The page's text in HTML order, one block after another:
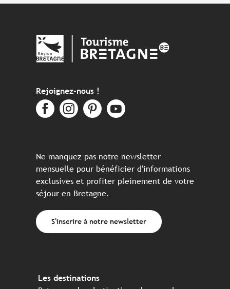
Rejoignez-nous !
Ne manquez pas notre newsletter
mensuelle pour bénéficier d'informations
exclusives et profiter pleinement de votre
séjour en Bretagne.
S'inscrire à notre newsletter
Les destinations